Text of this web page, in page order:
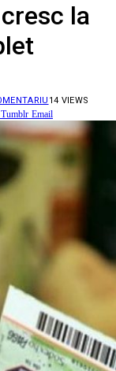
la
14 VIEWS
Tumblr Email